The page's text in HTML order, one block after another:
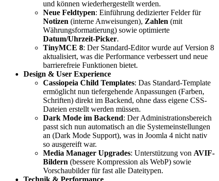
und können wiederhergestellt werden.
Neue Feldtypen: Einführung dedizierter Felder für
Notizen (interne Anweisungen), Zahlen (mit
Währungsformatierung) sowie optimierte
Datum/Uhrzeit-Picker.
TinyMCE 8: Der Standard-Editor wurde auf Version 8
aktualisiert, was die Performance verbessert und neue
barrierefreie Funktionen bietet.
Design & User Experience
Cassiopeia Child Templates: Das Standard-Template
ermöglicht nun tiefergehende Anpassungen (Farben,
Schriften) direkt im Backend, ohne dass eigene CSS-
Dateien erstellt werden müssen.
Dark Mode im Backend: Der Administrationsbereich
passt sich nun automatisch an die Systemeinstellungen
an (Dark Mode Support), was in Joomla 4 nicht nativ
so ausgereift war.
Media Manager Upgrades: Unterstützung von AVIF-
Bildern (bessere Kompression als WebP) sowie
Vorschaubilder für fast alle Dateitypen.
Technik & Performance